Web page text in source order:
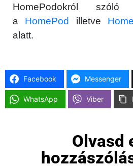
HomePodokról
a HomePod illetve
alatt.
Facebook Messenger
WhatsApp Viber
Olvasd